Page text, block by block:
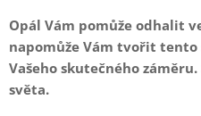
Opál Vám pomůže odhalit
napomůže Vám tvořit tento
Vašeho skutečného
světa.